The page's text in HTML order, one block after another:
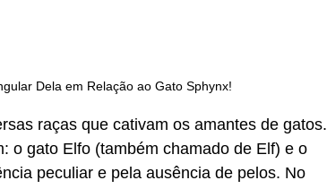
Dela em Relação ao Gato Sphynx!
raças que cativam os amantes de gatos.
o gato Elfo (também chamado de Elf) e o
peculiar e pela ausência de pelos. No